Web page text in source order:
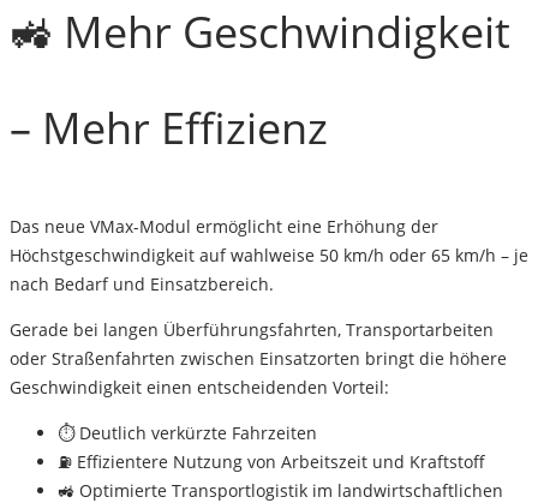
🚜 Mehr Geschwindigkeit
– Mehr Effizienz
Das neue VMax-Modul ermöglicht eine Erhöhung der
Höchstgeschwindigkeit auf wahlweise 50 km/h oder 65 km/h – je
nach Bedarf und Einsatzbereich.
Gerade bei langen Überführungsfahrten, Transportarbeiten
oder Straßenfahrten zwischen Einsatzorten bringt die höhere
Geschwindigkeit einen entscheidenden Vorteil:
⏱️ Deutlich verkürzte Fahrzeiten
⛽ Effizientere Nutzung von Arbeitszeit und Kraftstoff
🚜 Optimierte Transportlogistik im landwirtschaftlichen